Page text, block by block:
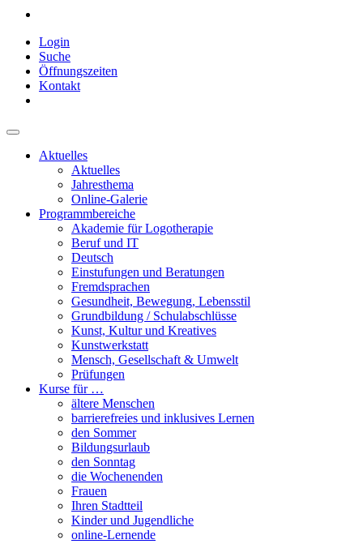
Login
Suche
Öffnungszeiten
Kontakt
Aktuelles
Aktuelles
Jahresthema
Online-Galerie
Programmbereiche
Akademie für Logotherapie
Beruf und IT
Deutsch
Einstufungen und Beratungen
Fremdsprachen
Gesundheit, Bewegung, Lebensstil
Grundbildung / Schulabschlüsse
Kunst, Kultur und Kreatives
Kunstwerkstatt
Mensch, Gesellschaft & Umwelt
Prüfungen
Kurse für …
ältere Menschen
barrierefreies und inklusives Lernen
den Sommer
Bildungsurlaub
den Sonntag
die Wochenenden
Frauen
Ihren Stadtteil
Kinder und Jugendliche
online-Lernende